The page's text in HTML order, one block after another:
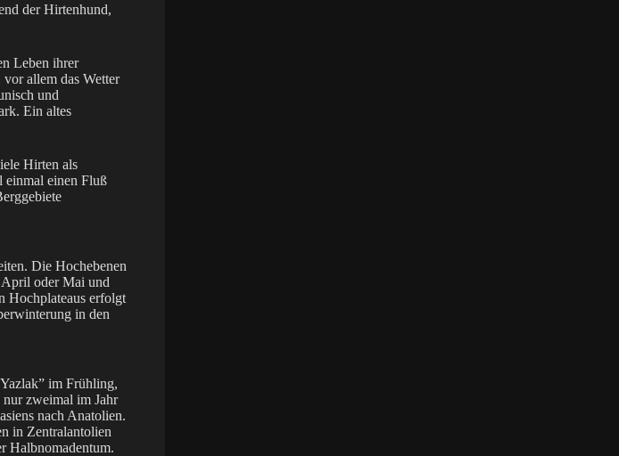
der Hirtenhund,
Leben ihrer
allem das Wetter
und
Ein altes
Hirten als
einmal einen Fluß
Die Hochebenen
oder Mai und
Hochplateaus erfolgt
in den
im Frühling,
nur zweimal im Jahr
nach Anatolien.
in Zentralantolien
Halbnomadentum.